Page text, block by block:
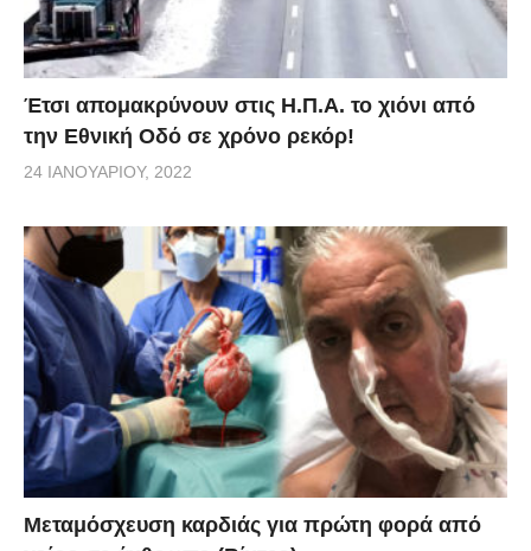
Έτσι απομακρύνουν στις Η.Π.Α. το χιόνι από
την Εθνική Οδό σε χρόνο ρεκόρ!
24 ΙΑΝΟΥΑΡΊΟΥ, 2022
Μεταμόσχευση καρδιάς για πρώτη φορά από